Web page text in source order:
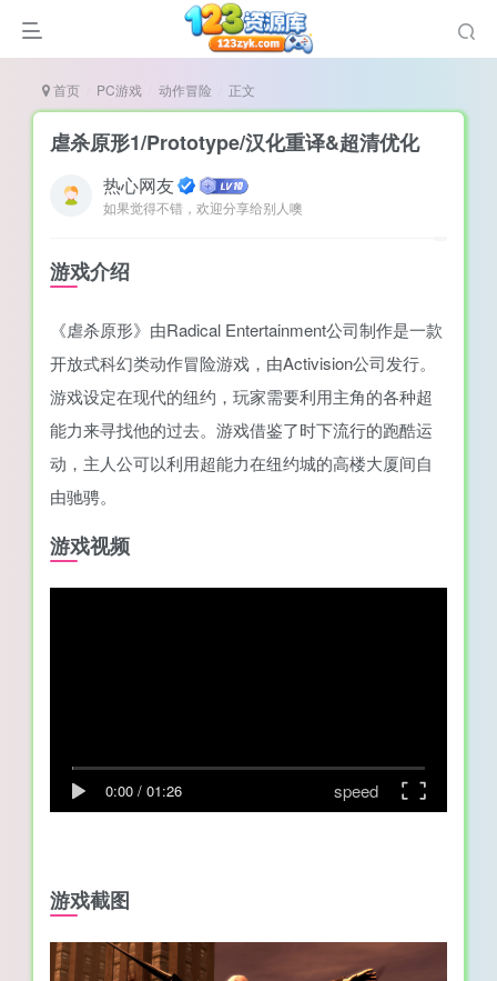
（摸鱼游戏）
首页 PC游戏 动作冒险 正文
虐杀原形1/Prototype/汉化重译&超清优化
热心网友
如果觉得不错，欢迎分享给别人噢
游戏介绍
《虐杀原形》由Radical Entertainment公司制作是一款
开放式科幻类动作冒险游戏，由Activision公司发行。
游戏设定在现代的纽约，玩家需要利用主角的各种超
能力来寻找他的过去。游戏借鉴了时下流行的跑酷运
动，主人公可以利用超能力在纽约城的高楼大厦间自
由驰骋。
游戏视频
0:00 / 01:26 speed
游戏截图